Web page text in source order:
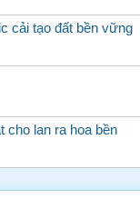
cải tạo đất bền vững
cho lan ra hoa bền